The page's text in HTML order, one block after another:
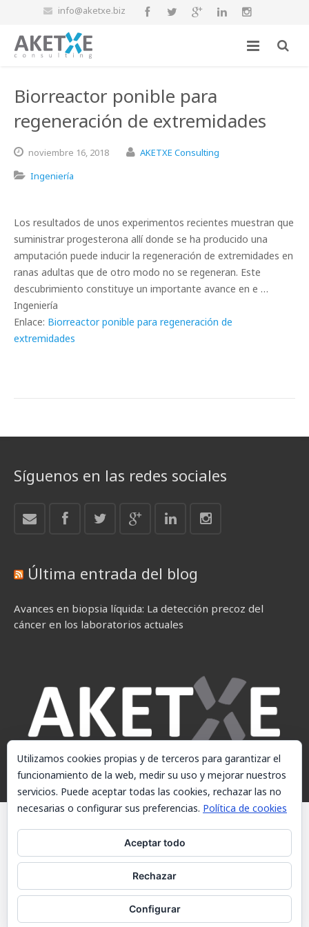
info@aketxe.biz
Biorreactor ponible para
regeneración de extremidades
noviembre 16, 2018
AKETXE Consulting
Ingeniería
Los resultados de unos experimentos recientes muestran que
suministrar progesterona allí donde se ha producido una
amputación puede inducir la regeneración de extremidades en
ranas adultas que de otro modo no se regeneran. Este
descubrimiento constituye un importante avance en e …
Ingeniería
Enlace: Biorreactor ponible para regeneración de
extremidades
Síguenos en las redes sociales
Última entrada del blog
Avances en biopsia líquida: La detección precoz del
cáncer en los laboratorios actuales
© AKETXE Consulting, S.L. - Este sitio web utiliza cookies, consulte
nuestra Política de cookies.
Política de cookies
Contacto
Utilizamos cookies propias y de terceros para garantizar el
funcionamiento de la web, medir su uso y mejorar nuestros
servicios. Puede aceptar todas las cookies, rechazar las no
necesarias o configurar sus preferencias. Política de cookies
Aceptar todo
Rechazar
Configurar